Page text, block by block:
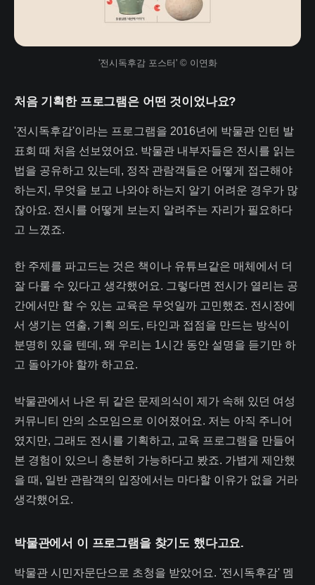
'전시독후감 포스터' © 이연화
처음 기획한 프로그램은 어떤 것이었나요?
'전시독후감'이라는 프로그램을 2016년에 박물관 인턴 발
표회 때 처음 선보였어요. 박물관 내부자들은 전시를 읽는
법을 공유하고 있는데, 정작 관람객들은 어떻게 접근해야
하는지, 무엇을 보고 나와야 하는지 알기 어려운 경우가 많
잖아요. 전시를 어떻게 보는지 알려주는 자리가 필요하다
고 느꼈죠.
한 주제를 파고드는 것은 책이나 유튜브같은 매체에서 더
잘 다룰 수 있다고 생각했어요. 그렇다면 전시가 열리는 공
간에서만 할 수 있는 교육은 무엇일까 고민했죠. 전시장에
서 생기는 연출, 기획 의도, 타인과 접점을 만드는 방식이
분명히 있을 텐데, 왜 우리는 1시간 동안 설명을 듣기만 하
고 돌아가야 할까 하고요.
박물관에서 나온 뒤 같은 문제의식이 제가 속해 있던 여성
커뮤니티 안의 소모임으로 이어졌어요. 저는 아직 주니어
였지만, 그래도 전시를 기획하고, 교육 프로그램을 만들어
본 경험이 있으니 충분히 가능하다고 봤죠. 가볍게 제안했
을 때, 일반 관람객의 입장에서는 마다할 이유가 없을 거라
생각했어요.
박물관에서 이 프로그램을 찾기도 했다고요.
박물관 시민자문단으로 초청을 받았어요. '전시독후감' 멤